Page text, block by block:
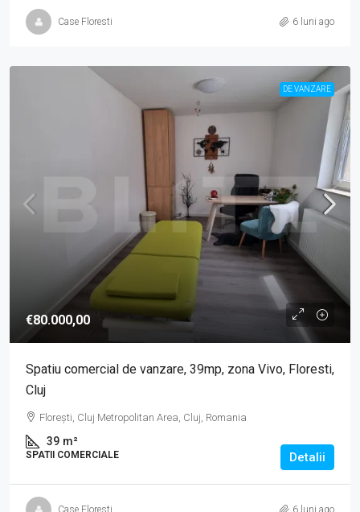
Case Floresti 6 luni ago
DE VANZARE
€80.000,00
Spatiu comercial de vanzare, 39mp, zona Vivo, Floresti,
Cluj
Florești, Cluj Metropolitan Area, Cluj, Romania
39 m²
SPATII COMERCIALE Detalii
Case Floresti 6 luni ago